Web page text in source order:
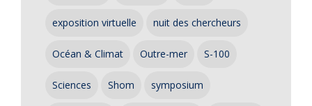
exposition virtuelle nuit des chercheurs
Océan & Climat Outre-mer S-100
Sciences Shom symposium